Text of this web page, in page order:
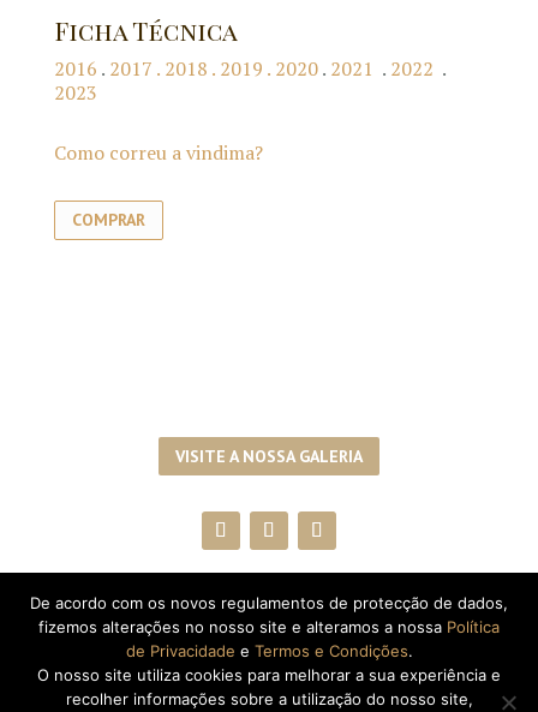
Ficha Técnica
2016 . 2017 . 2018 . 2019 . 2020. 2021 . 2022 .
2023
Como correu a vindima?
COMPRAR
VISITE A NOSSA GALERIA
SUBSCREVA A NEWSLETTER!
De acordo com os novos regulamentos de protecção de dados,
fizemos alterações no nosso site e alteramos a nossa Política
de Privacidade e Termos e Condições.
O nosso site utiliza cookies para melhorar a sua experiência e
recolher informações sobre a utilização do nosso site,